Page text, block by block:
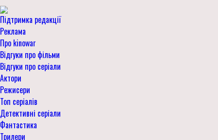
Підтримка редакції
Реклама
Про kinowar
Відгуки про фільми
Відгуки про серіали
Актори
Режисери
Топ серіалів
Детективні серіали
Фантастика
Трилери